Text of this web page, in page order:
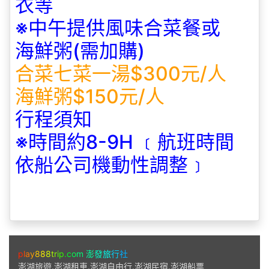
衣等
※中午提供風味合菜餐或
海鮮粥(需加購)
合菜七菜一湯$300元/人
海鮮粥$150元/人
行程須知
※時間約8-9H ﹝航班時間
依船公司機動性調整﹞
ABOUT US
play888trip.com 澎發旅行社
澎湖旅遊.澎湖租車.澎湖自由行.澎湖民宿.澎湖船票